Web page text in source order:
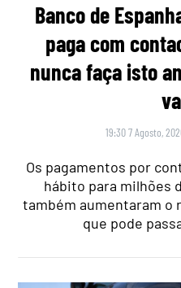
Banco de
paga com
nunca faça isto
19:30 7 Agosto,
Os pagamentos por
hábito para milhões
também aumentaram o
que pode